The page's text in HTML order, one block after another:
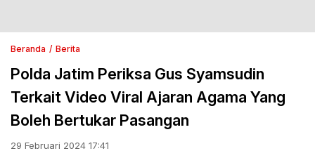
Beranda Berita
Polda Jatim Periksa Gus Syamsudin
Terkait Video Viral Ajaran Agama Yang
Boleh Bertukar Pasangan
29 Februari 2024 17:41